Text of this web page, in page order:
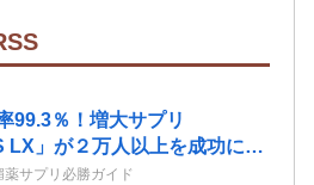
99.3％！増大サプリ
LX」が２万人以上を成功に導
ンスに迫る！
薬サプリ必勝ガイド